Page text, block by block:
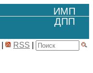
ИМП
ДПП
RSS